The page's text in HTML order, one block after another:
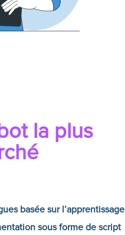
la plus
basée sur l’apprentissage
sous forme de script